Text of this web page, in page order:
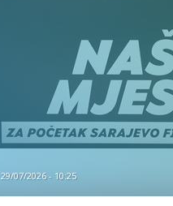
29/07/2026 - 10:25